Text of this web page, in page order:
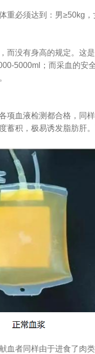
必须达到：男≥50kg，
没有身高的规定。这
5000ml；而采血的
血液检测都合格，同
积，极易诱发脂肪肝
者同样由于进食了肉